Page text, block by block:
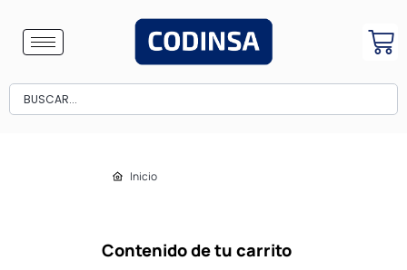
Inicio
Contenido de tu carrito